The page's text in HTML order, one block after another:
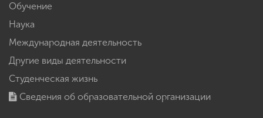
Обучение
Наука
Международная деятельность
Другие виды деятельности
Студенческая жизнь
Сведения об образовательной организации